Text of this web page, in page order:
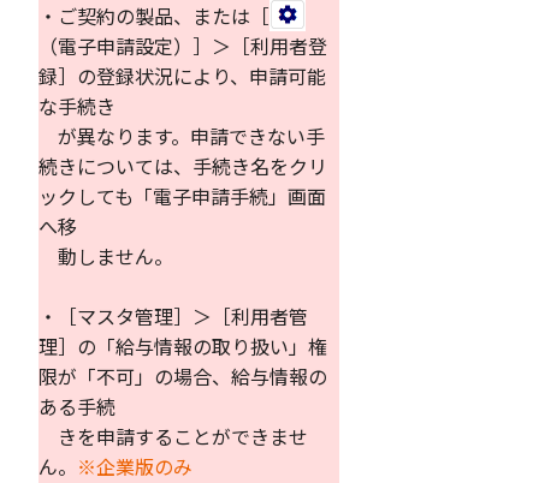
・ご契約の製品、または［
（電子申請設定）］＞［利用者登
録］の登録状況により、申請可能
な手続き
が異なります。申請できない手
続きについては、手続き名をクリ
ックしても「電子申請手続」画面
へ移
動しません。
・［マスタ管理］＞［利用者管
理］の「給与情報の取り扱い」権
限が「不可」の場合、給与情報の
ある手続
きを申請することができませ
ん。 ※企業版のみ